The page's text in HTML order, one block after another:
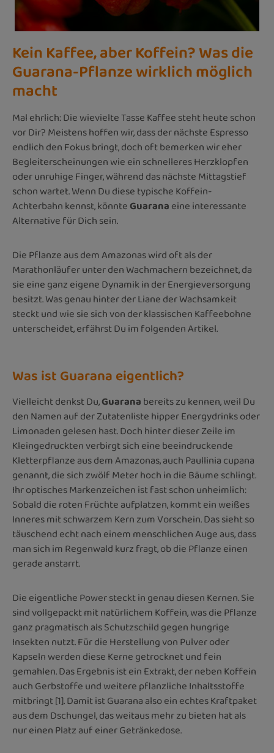
Kein Kaffee, aber Koffein? Was die
Guarana-Pflanze wirklich möglich
macht
Mal ehrlich: Die wievielte Tasse Kaffee steht heute schon
vor Dir? Meistens hoffen wir, dass der nächste Espresso
endlich den Fokus bringt, doch oft bemerken wir eher
Begleiterscheinungen wie ein schnelleres Herzklopfen
oder unruhige Finger, während das nächste Mittagstief
schon wartet. Wenn Du diese typische Koffein-
Achterbahn kennst, könnteGuaranaeine interessante
Alternative für Dich sein.
Die Pflanze aus dem Amazonas wird oft als der
Marathonläufer unter den Wachmachern bezeichnet, da
sie eine ganz eigene Dynamik in der Energieversorgung
besitzt. Was genau hinter der Liane der Wachsamkeit
steckt und wie sie sich von der klassischen Kaffeebohne
unterscheidet, erfährst Du im folgenden Artikel.
Was ist Guarana eigentlich?
Vielleicht denkst Du,Guaranabereits zu kennen, weil Du
den Namen auf der Zutatenliste hipper Energydrinks oder
Limonaden gelesen hast. Doch hinter dieser Zeile im
Kleingedruckten verbirgt sich eine beeindruckende
Kletterpflanze aus dem Amazonas, auch Paullinia cupana
genannt, die sich zwölf Meter hoch in die Bäume schlingt.
Ihr optisches Markenzeichen ist fast schon unheimlich:
Sobald die roten Früchte aufplatzen, kommt ein weißes
Inneres mit schwarzem Kern zum Vorschein. Das sieht so
täuschend echt nach einem menschlichen Auge aus, dass
man sich im Regenwald kurz fragt, ob die Pflanze einen
gerade anstarrt.
Die eigentliche Power steckt in genau diesen Kernen. Sie
sind vollgepackt mit natürlichem Koffein, was die Pflanze
ganz pragmatisch als Schutzschild gegen hungrige
Insekten nutzt. Für die Herstellung von Pulver oder
Kapseln werden diese Kerne getrocknet und fein
gemahlen. Das Ergebnis ist ein Extrakt, der neben Koffein
auch Gerbstoffe und weitere pflanzliche Inhaltsstoffe
mitbringt [1]. Damit ist Guarana also ein echtes Kraftpaket
aus dem Dschungel, das weitaus mehr zu bieten hat als
nur einen Platz auf einer Getränkedose.